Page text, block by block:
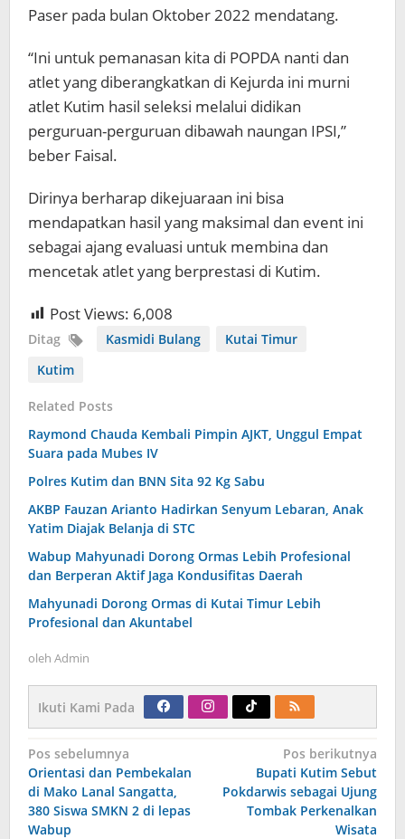
Paser pada bulan Oktober 2022 mendatang.
“Ini untuk pemanasan kita di POPDA nanti dan
atlet yang diberangkatkan di Kejurda ini murni
atlet Kutim hasil seleksi melalui didikan
perguruan-perguruan dibawah naungan IPSI,”
beber Faisal.
Dirinya berharap dikejuaraan ini bisa
mendapatkan hasil yang maksimal dan event ini
sebagai ajang evaluasi untuk membina dan
mencetak atlet yang berprestasi di Kutim.
Post Views: 6,008
Ditag Kasmidi Bulang
Kutai Timur
Kutim
Related Posts
Raymond Chauda Kembali Pimpin AJKT, Unggul Empat
Suara pada Mubes IV
Polres Kutim dan BNN Sita 92 Kg Sabu
AKBP Fauzan Arianto Hadirkan Senyum Lebaran, Anak
Yatim Diajak Belanja di STC
Wabup Mahyunadi Dorong Ormas Lebih Profesional
dan Berperan Aktif Jaga Kondusifitas Daerah
Mahyunadi Dorong Ormas di Kutai Timur Lebih
Profesional dan Akuntabel
oleh Admin
Ikuti Kami Pada
Navigasi
pos
Pos sebelumnya
Orientasi dan Pembekalan
di Mako Lanal Sangatta,
380 Siswa SMKN 2 di lepas
Wabup
Pos berikutnya
Bupati Kutim Sebut
Pokdarwis sebagai Ujung
Tombak Perkenalkan
Wisata